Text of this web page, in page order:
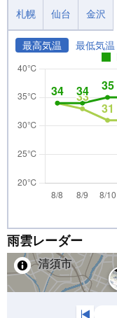
札幌 仙台 金沢
最高気温 最低気温
雨雲レーダー